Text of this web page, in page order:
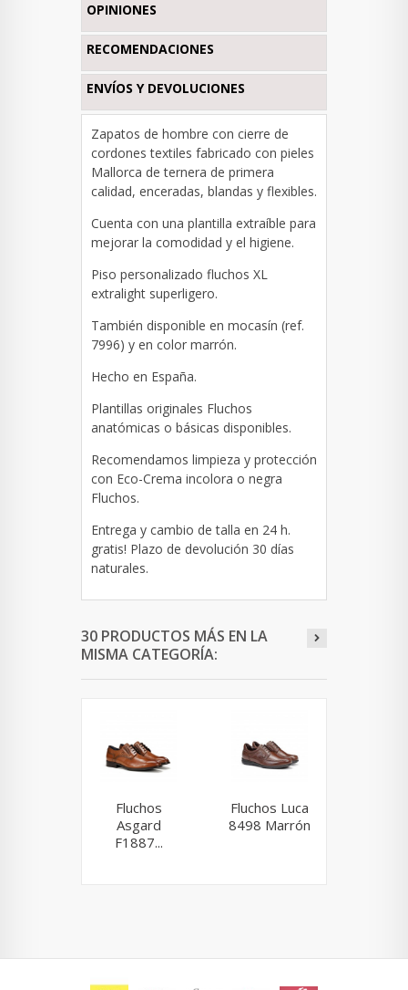
OPINIONES
RECOMENDACIONES
ENVÍOS Y DEVOLUCIONES
Zapatos de hombre con cierre de
cordones textiles fabricado con pieles
Mallorca de ternera de primera
calidad, enceradas, blandas y flexibles.
Cuenta con una plantilla extraíble para
mejorar la comodidad y el higiene.
Piso personalizado fluchos XL
extralight superligero.
También disponible en mocasín (ref.
7996) y en color marrón.
Hecho en España.
Plantillas originales Fluchos
anatómicas o básicas disponibles.
Recomendamos limpieza y protección
con Eco-Crema incolora o negra
Fluchos.
Entrega y cambio de talla en 24 h.
gratis! Plazo de devolución 30 días
naturales.
30 PRODUCTOS MÁS EN LA
MISMA CATEGORÍA:
Fluchos
Asgard
F1887...
Fluchos Luca
8498 Marrón